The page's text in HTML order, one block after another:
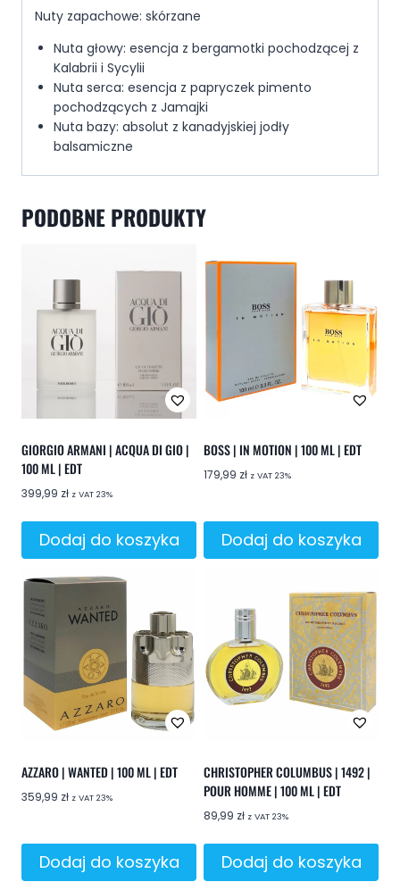
Nuty zapachowe: skórzane
Nuta głowy: esencja z bergamotki pochodzącej z
Kalabrii i Sycylii
Nuta serca: esencja z papryczek pimento
pochodzących z Jamajki
Nuta bazy: absolut z kanadyjskiej jodły
balsamiczne
PODOBNE PRODUKTY
GIORGIO ARMANI | ACQUA DI GIO |
100 ML | EDT
399,99 zł z VAT 23%
Dodaj do koszyka
BOSS | IN MOTION | 100 ML | EDT
179,99 zł z VAT 23%
Dodaj do koszyka
AZZARO | WANTED | 100 ML | EDT
359,99 zł z VAT 23%
Dodaj do koszyka
CHRISTOPHER COLUMBUS | 1492 |
POUR HOMME | 100 ML | EDT
89,99 zł z VAT 23%
Dodaj do koszyka